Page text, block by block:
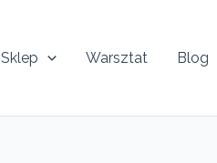
Sklep Warsztat Blog